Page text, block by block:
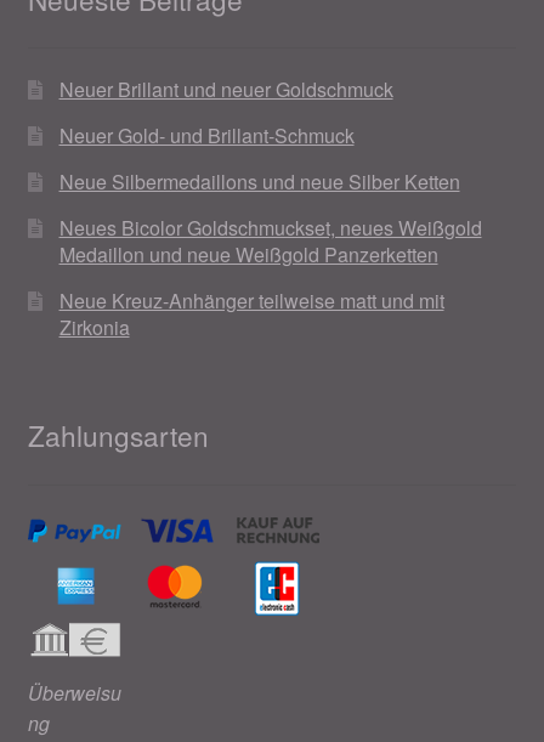
Neuer Brillant und neuer Goldschmuck
Neuer Gold- und Brillant-Schmuck
Neue Silbermedaillons und neue Silber Ketten
Neues Bicolor Goldschmuckset, neues Weißgold
Medaillon und neue Weißgold Panzerketten
Neue Kreuz-Anhänger teilweise matt und mit
Zirkonia
Zahlungsarten
Überweisu
ng